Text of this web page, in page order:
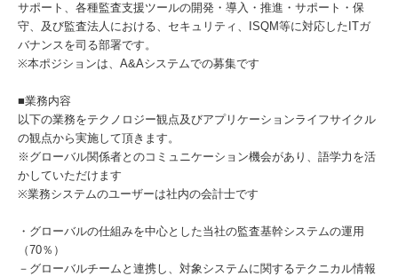
サポート、各種監査支援ツールの開発・導入・推進・サポート・保
守、及び監査法人における、セキュリティ、ISQM等に対応したITガ
バナンスを司る部署です。
※本ポジションは、A&Aシステムでの募集です
■業務内容
以下の業務をテクノロジー観点及びアプリケーションライフサイクル
の観点から実施して頂きます。
※グローバル関係者とのコミュニケーション機会があり、語学力を活
かしていただけます
※業務システムのユーザーは社内の会計士です
・グローバルの仕組みを中心とした当社の監査基幹システムの運用
（70％）
－グローバルチームと連携し、対象システムに関するテクニカル情報